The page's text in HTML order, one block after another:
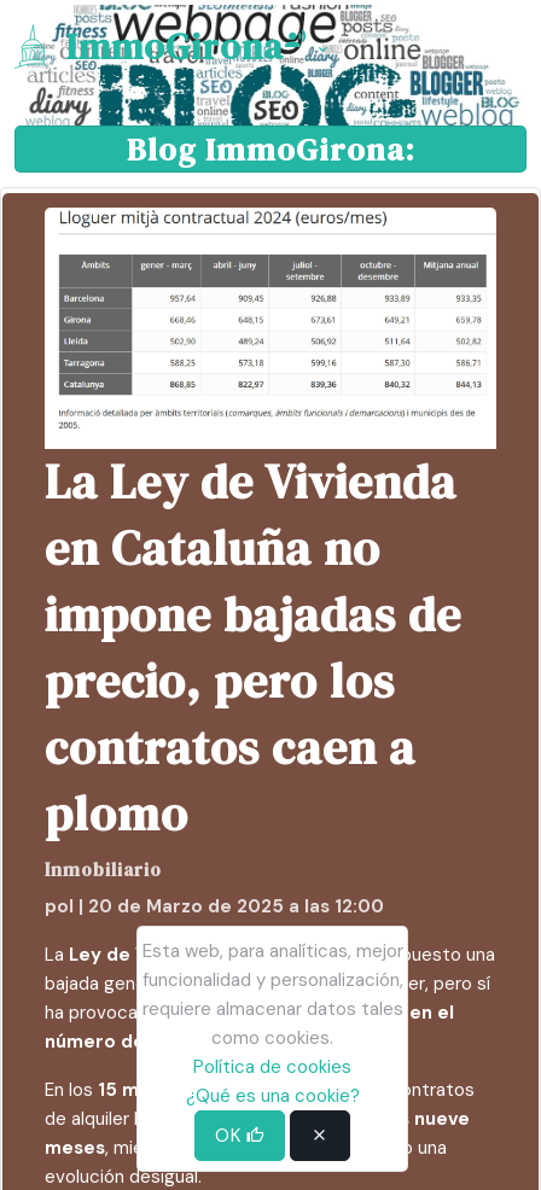
ImmoGirona
Blog ImmoGirona:
La Ley de Vivienda
en Cataluña no
impone bajadas de
precio, pero los
contratos caen a
plomo
Inmobiliario
pol | 20 de Marzo de 2025 a las 12:00
La Ley de Vivienda en Cataluñano ha impuesto una
bajada generalizada de los precios del alquiler, pero sí
ha provocado unareducción significativa en el
número de contratos firmados.
En los 15 municipios más poblados, los contratos
de alquiler han caído un
21% en los últimos nueve
meses, mientras que los precios han tenido una
evolución desigual.
Esta web, para analíticas, mejor
funcionalidad y personalización,
requiere almacenar datos tales
como cookies.
Política de cookies
¿Qué es una cookie?
OK